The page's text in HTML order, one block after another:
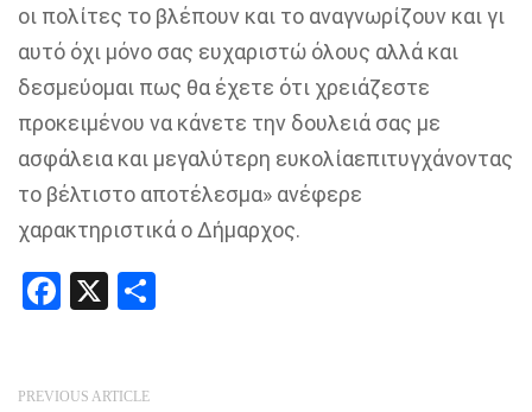
οι πολίτες το βλέπουν και το αναγνωρίζουν καιγι
αυτό όχι μόνο σας ευχαριστώ όλους αλλά και
δεσμεύομαι πως θα έχετε ότι χρειάζεστε
προκειμένου να κάνετε την δουλειά σας με
ασφάλεια και μεγαλύτερη ευκολίαεπιτυγχάνοντας
το βέλτιστο αποτέλεσμα» ανέφερε
χαρακτηριστικά ο Δήμαρχος.
Facebook
X
PREVIOUS ARTICLE